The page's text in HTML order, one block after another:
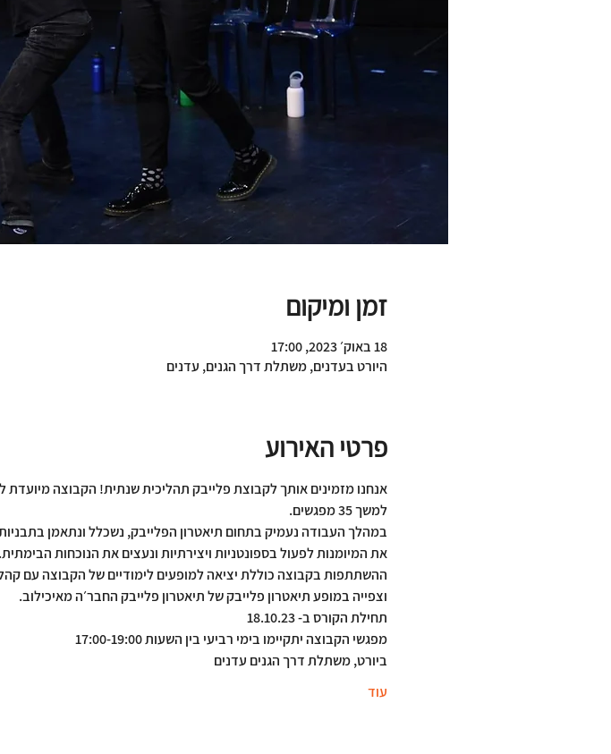
זמן ומיקום
18 באוק׳ 2023, 17:00
היורט בעדנים, משתלת דרך הגנים, עדנים
פרטי האירוע
אנחנו מזמינים אותך לקבוצת פלייבק תהליכית שנתית! הקבוצה
למשך 35 מפגשים.
במהלך העבודה נעמיק בתחום תיאטרון הפלייבק, נשכלל ונתאמן
את המיומנות לפעול בספונטניות ויצירתיות ונעצים את הנוכחות הבימתית.
ההשתתפות בקבוצה כוללת יציאה למופעים לימודיים של הקבוצה עם
וצפייה במופע תיאטרון פלייבק של תיאטרון פלייבק החבר׳ה מאיכילוב.
תחילת הקורס ב- 18.10.23
מפגשי הקבוצה יתקיימו בימי רביעי בין השעות 17:00-19:00
ביורט, משתלת דרך הגנים עדנים
עוד